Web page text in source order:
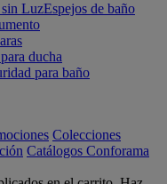
sin LuzEspejos de baño
ducha
para baño
Colecciones
Catálogos Conforama